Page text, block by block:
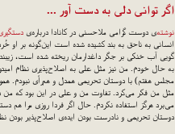
اگر توانی دلی به دست آور ...
نوشته‌ی دوست گرامی ملاحسنی در کانادا درباره‌ی
انسانی به ناحق به بند کشیده شده است این‌گونه بر او
گویی آب خنکی بر جگر داغدارمان ریخته شده است،
به حال خودم. من نیز مثل علی به اصلاح‌پذیری نظام
مجلس هفتم) با دوستان تحریمی همدل و هم‌رأی نبودم.
مثل من فکر می‌کرد. تفاوت من و علی در این بود که من
می‌برد هرگز استفاده نکردم. حال اگر فردا روزی مرا هم
دوستان تحریمی و نادرست بودن ایده‌ی اصلاح‌پذیر